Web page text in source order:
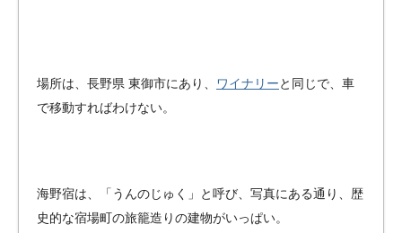
場所は、長野県 東御市にあり、 ワイナリーと同じで、車
で移動すればわけない。
海野宿は、「うんのじゅく」と呼び、写真にある通り、歴
史的な宿場町の旅籠造りの建物がいっぱい。